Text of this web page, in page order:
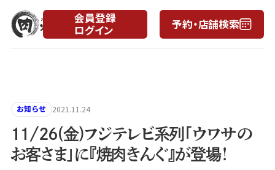
会員登録
ログイン
予約・店舗検索
お知らせ 2021.11.24
11/26(金)フジテレビ系列「ウワサの
お客さま」に『焼肉きんぐ』が登場！